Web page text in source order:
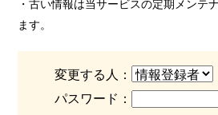
・古い情報は当サービスの定期メンテ
ます。
変更する人：
パスワード：